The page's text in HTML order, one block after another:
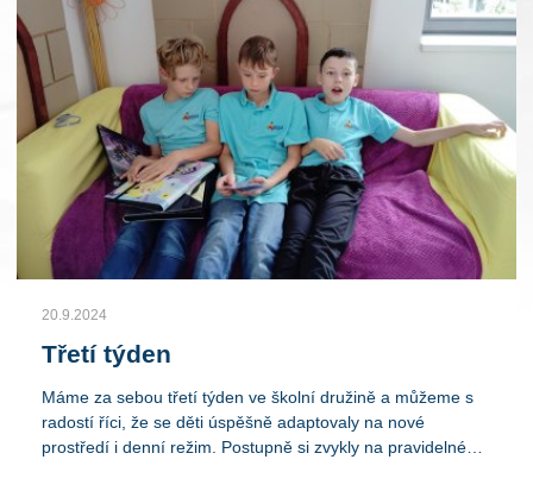
20.9.2024
Třetí týden
Máme za sebou třetí týden ve školní družině a můžeme s
radostí říci, že se děti úspěšně adaptovaly na nové
prostředí i denní režim. Postupně si zvykly na pravidelné